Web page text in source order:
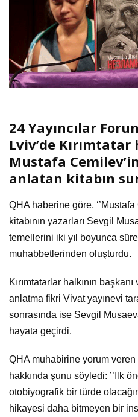
24 Yayıncılar
Lviv’de
Mustafa
anlatan kitabın
QHA haberine göre,
kitabının yazarları Sevgil
temellerini iki yıl boyunca
muhabbetlerinden oluşturdu.
Kırımtatarlar halkının
anlatma fikri Vivat yayınevi
sonrasında ise Sevgil
hayata geçirdi.
QHA muhabirine yorum
hakkında şunu söyledi: ’’Ilk
otobiyografik bir türde
hikayesi daha bitmeyen bir